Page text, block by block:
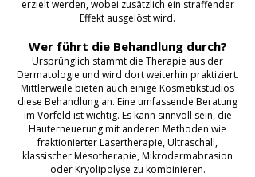
erzielt werden, wobei zusätzlich ein straffender
Effekt ausgelöst wird.
Wer führt die Behandlung durch?
Ursprünglich stammt die Therapie aus der
Dermatologie und wird dort weiterhin praktiziert.
Mittlerweile bieten auch einige Kosmetikstudios
diese Behandlung an. Eine umfassende Beratung
im Vorfeld ist wichtig. Es kann sinnvoll sein, die
Hauterneuerung mit anderen Methoden wie
fraktionierter Lasertherapie, Ultraschall,
klassischer Mesotherapie, Mikrodermabrasion
oder Kryolipolyse zu kombinieren.